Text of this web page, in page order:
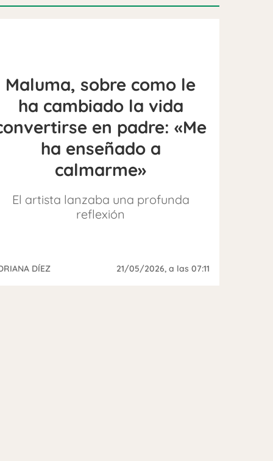
Maluma, sobre como le
ha cambiado la vida
en padre: «Me
ha enseñado a
calmarme»
El artista lanzaba una profunda
reflexión
DÍEZ 21/05/2026, a las 07:11